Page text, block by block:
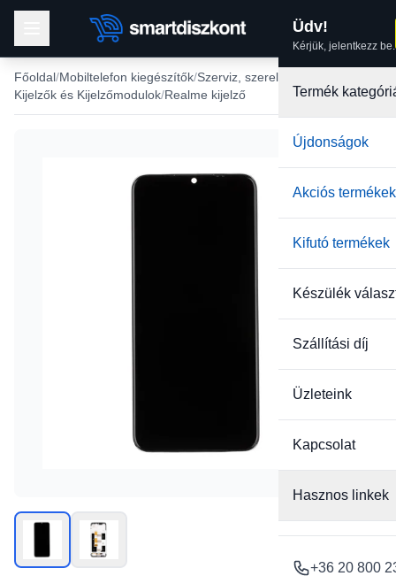
Üdv!
Kérjük, jelentkezz be.
Termék
Újdonságok
Akciós termékek
Kifutó termékek
Készülék
Szállítási díj
Üzleteink
Kapcsolat
Hasznos linkek
+36 20 800
Főoldal Mobiltelefon kiegészítők Szerviz, szerelés
Kijelzők és Kijelzőmodulok Realme kijelző